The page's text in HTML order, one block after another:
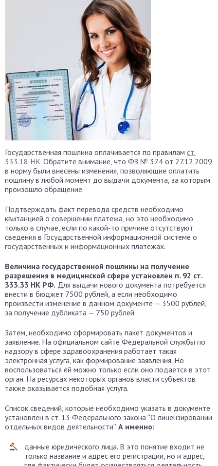
Государственная пошлина оплачивается по правилам ст.
333.18 НК. Обратите внимание, что ФЗ № 374 от 27.12.2009
в норму были внесены изменения, позволяющие оплатить
пошлину в любой момент до выдачи документа, за которым
произошло обращение.
Подтверждать факт перевода средств необходимо
квитанцией о совершении платежа, но это необходимо
только в случае, если по какой-то причине отсутствуют
сведения в Государственной информационной системе о
государственных и информационных платежах.
Величина государственной пошлины на получение
разрешения в медицинской сфере установлен п. 92 ст.
333.33 НК РФ. Для выдачи нового документа потребуется
внести в бюджет 7500 рублей, а если необходимо
произвести изменение в данном документе — 3500 рублей,
за получение дубликата — 750 рублей.
Затем, необходимо сформировать пакет документов и
заявление. На официальном сайте Федеральной службы по
надзору в сфере здравоохранения работает такая
электронная услуга, как формирование заявления. Но
воспользоваться ей можно только если оно подается в этот
орган. На ресурсах некоторых органов власти субъектов
также оказывается подобная услуга.
Список сведений, которые необходимо указать в документе
установлен в ст. 13 Федерального закона “О лицензировании
отдельных видов деятельности”. А именно:
данные юридического лица. В это понятие входит не
только название и адрес его регистрации, но и адрес,